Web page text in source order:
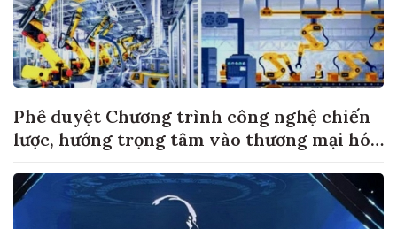
Phê duyệt Chương trình công nghệ chiến
lược, hướng trọng tâm vào thương mại hóa